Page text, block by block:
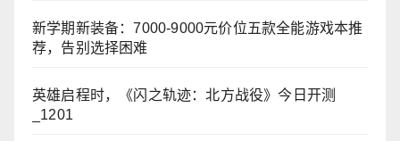
新学期新装备：7000-9000元价位五款全能游戏本推
荐，告别选择困难
英雄启程时，《闪之轨迹：北方战役》今日开测
_1201